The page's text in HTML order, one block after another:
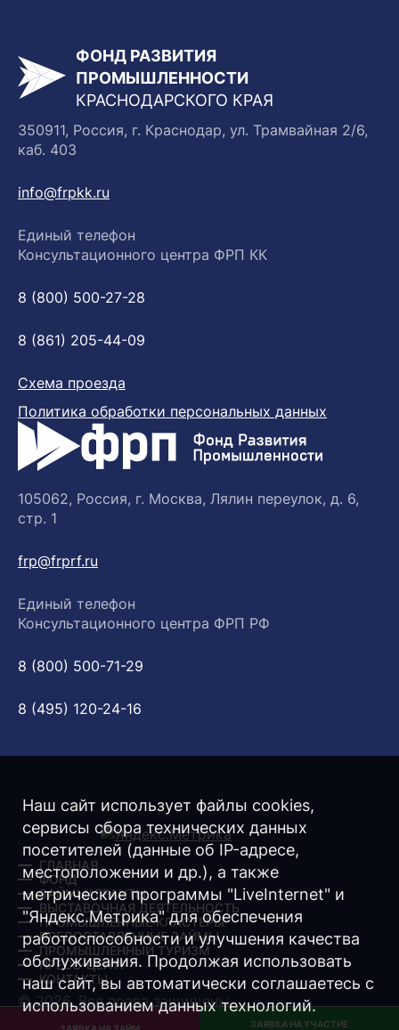
ЗАЯВКА НА УЧАСТИЕ
ФОНД РАЗВИТИЯ
ПРОМЫШЛЕННОСТИ
КРАСНОДАРСКОГО КРАЯ
350911, Россия, г. Краснодар, ул. Трамвайная 2/6,
каб. 403
info@frpkk.ru
Единый телефон
Консультационного центра ФРП КК
8 (800) 500-27-28
8 (861) 205-44-09
Схема проезда
Политика обработки персональных данных
105062, Россия, г. Москва, Лялин переулок, д. 6,
стр. 1
frp@frprf.ru
Единый телефон
Консультационного центра ФРП РФ
8 (800) 500-71-29
8 (495) 120-24-16
ГЛАВНАЯ
ФОНД
ЗАЙМЫ/ ГРАНТЫ
ВЫСТАВОЧНАЯ ДЕЯТЕЛЬНОСТЬ
ПРОМЫШЛЕННЫЕ КЛАСТЕРЫ
ПРЕДОСТАВЛЕННЫЕ ЗАЙМЫ
ПРОМЫШЛЕННЫЙ ТУРИЗМ
ПРЕСС-ЦЕНТР
КОНТАКТЫ
© 2026. Все права защищены.
Наш сайт использует файлы cookies,
сервисы сбора технических данных
посетителей (данные об IP-адресе,
местоположении и др.), а также
метрические программы "LiveInternet" и
"Яндекс.Метрика" для обеспечения
работоспособности и улучшения качества
обслуживания. Продолжая использовать
наш сайт, вы автоматически соглашаетесь с
использованием данных технологий.